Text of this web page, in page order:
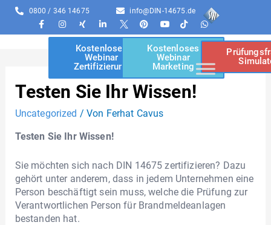
0800 / 346 14675 info@DIN-14675.de
Kostenloses
Webinar
Zertifizierung
Kostenloses
Webinar
Marketing
Testen Sie Ihr Wissen!
Uncategorized / Von Ferhat Cavus
Testen Sie Ihr Wissen!
Sie möchten sich nach DIN 14675 zertifizieren? Dazu
gehört unter anderem, dass in jedem Unternehmen eine
Person beschäftigt sein muss, welche die Prüfung zur
Verantwortlichen Person für Brandmeldeanlagen
bestanden hat.